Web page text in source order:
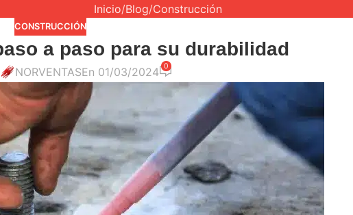
Inicio Blog Construcción
CONSTRUCCIÓN
a paso para su durabilidad
NORVENTASEn 01/03/2024 0